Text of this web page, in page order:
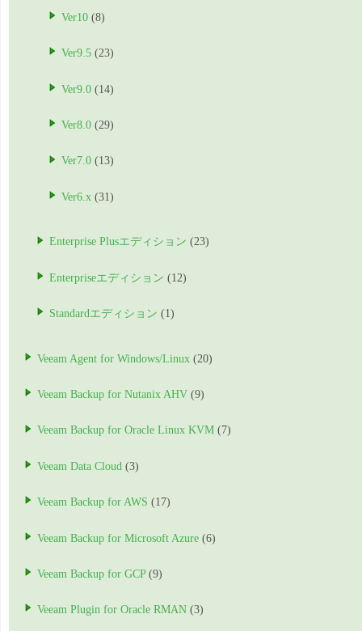
Ver10 (8)
Ver9.5 (23)
Ver9.0 (14)
Ver8.0 (29)
Ver7.0 (13)
Ver6.x (31)
Enterprise Plusエディション (23)
Enterpriseエディション (12)
Standardエディション (1)
Veeam Agent for Windows/Linux (20)
Veeam Backup for Nutanix AHV (9)
Veeam Backup for Oracle Linux KVM (7)
Veeam Data Cloud (3)
Veeam Backup for AWS (17)
Veeam Backup for Microsoft Azure (6)
Veeam Backup for GCP(9)
Veeam Plugin for Oracle RMAN (3)